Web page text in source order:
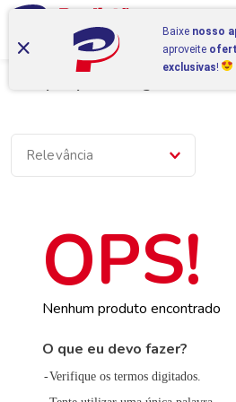
Relevância
Nenhum produto encontrado
O que eu devo fazer?
Verifique os termos digitados.
Baixe nosso
aproveite
exclusivas!